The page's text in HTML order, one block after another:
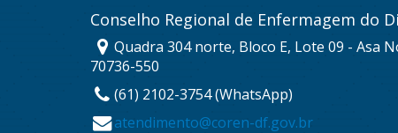
Conselho Regional de Enfermagem do
Quadra 304 norte, Bloco E, Lote 09 - Asa
70736-550
(61) 2102-3754 (WhatsApp)
atendimento@coren-df.gov.br